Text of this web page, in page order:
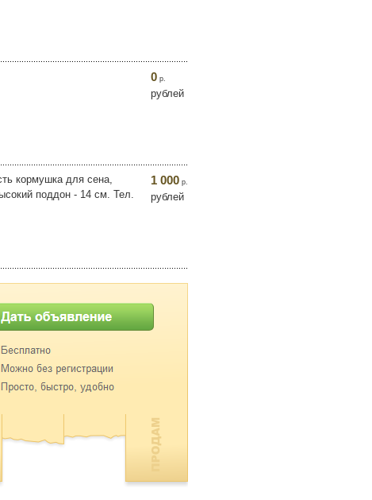
0 р.
рублей
кормушка для сена,
поддон - 14 см. Тел.
1 000 р.
рублей